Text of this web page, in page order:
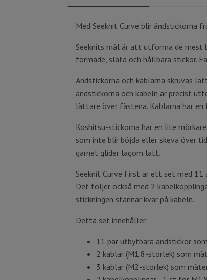
Med Seeknit Curve blir ändstickorna
Seeknits mål är att utforma de mest
formade, släta och hållbara stickor.
Ändstickorna och kablarna skruvas
ändstickorna och kabeln är precist
lättare över fästena. Kablarna har
Koshitsu-stickorna har en lite
som inte blir böjda eller skeva över
garnet glider lagom lätt.
Seeknit Curve First är ett set med 11
Det följer också med 2
stickningen stannar kvar på kabeln.
Detta set innehåller:
11 par utbytbara ändstickor
2 kablar (M1.8-storlek) som
3 kablar (M2-storlek) som